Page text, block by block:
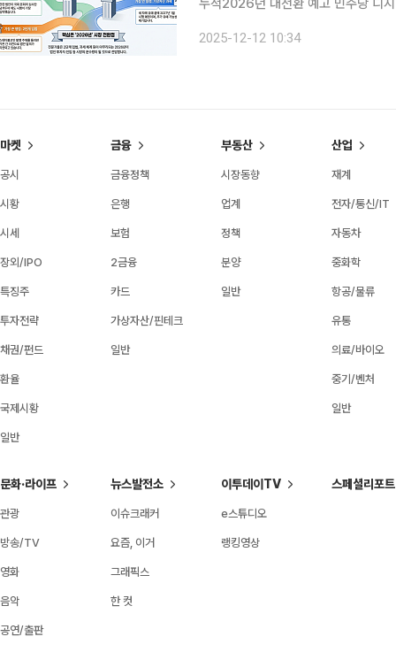
누적2026년 대전환 예고 민주당 디지털자산 태스크포스(TF)가 비공개회의를 열고 가상자산 2단
임라인을 고려할 때 내년이 시장 전환
2025-12-12 10:34
마켓
공시
시황
시세
장외/IPO
특징주
투자전략
채권/펀드
환율
국제시황
일반
금융
금융정책
은행
보험
2금융
카드
가상자산/핀테크
일반
부동산
시장동향
업계
정책
분양
일반
산업
재계
전자/통신/IT
자동차
중화학
항공/물류
유통
의료/바이오
중기/벤처
일반
문화·라이프
관광
방송/TV
영화
음악
공연/출판
뉴스발전소
이슈크래커
요즘, 이거
그래픽스
한 컷
이투데이TV
e스튜디오
랭킹영상
스페셜리포트